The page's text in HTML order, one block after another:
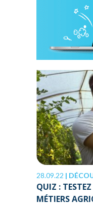
28.09.22 |
QUIZ :
MÉTIERS